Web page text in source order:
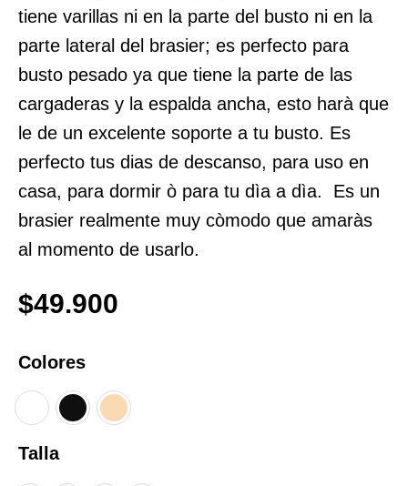
tiene varillas ni en la parte del busto ni en la
parte lateral del brasier; es perfecto para
busto pesado ya que tiene la parte de las
cargaderas y la espalda ancha, esto harà que
le de un excelente soporte a tu busto. Es
perfecto tus dias de descanso, para uso en
casa, para dormir ò para tu dìa a dìa. Es un
brasier realmente muy còmodo que amaràs
al momento de usarlo.
$49.900
Colores
Talla